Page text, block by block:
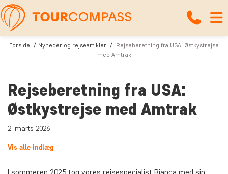
Forside Nyheder og rejseartikler
Rejseberetning fra USA: Østkystrejse
med Amtrak
Rejseberetning fra USA:
Østkystrejse med Amtrak
2. marts 2026
Vis alle indlæg